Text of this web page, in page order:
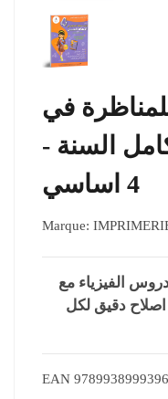
في
السنة -
4 اساسي
Marque:
الفيزياء مع
اصلاح دقيق لكل
EAN 9789938999396